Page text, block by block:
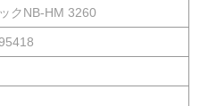
クNB-HM 3260